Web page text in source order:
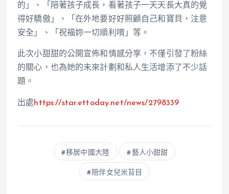
的」、「陪著孩子成長，看著孩子一天天長大真的覺
得好驕傲」、「在外地要好好照顧自己和寶貝，注意
安全」、「祝福妳一切順利唷」等。
此次小甜甜的公開宣佈和情感分享，不僅引發了粉絲
的關心，也為她的未來計劃和私人生活增添了不少話
題。
出處https://star.ettoday.net/news/2798339
移居中國大陸 藝人小甜甜
陪伴女兒米苔目